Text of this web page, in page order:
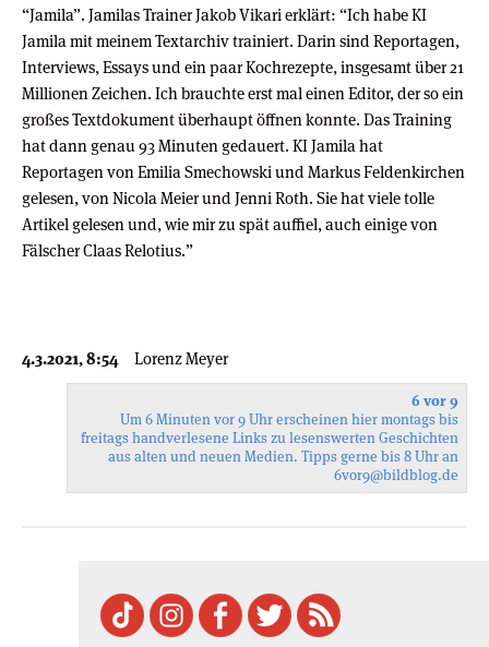
“Jamila”. Jamilas Trainer Jakob Vikari erklärt: “Ich habe KI
Jamila mit meinem Textarchiv trainiert. Darin sind Reportagen,
Interviews, Essays und ein paar Kochrezepte, insgesamt über 21
Millionen Zeichen. Ich brauchte erst mal einen Editor, der so ein
großes Textdokument überhaupt öffnen konnte. Das Training
hat dann genau 93 Minuten gedauert. KI Jamila hat
Reportagen von Emilia Smechowski und Markus Feldenkirchen
gelesen, von Nicola Meier und Jenni Roth. Sie hat viele tolle
Artikel gelesen und, wie mir zu spät auffiel, auch einige von
Fälscher Claas Relotius.”
4.3.2021, 8:54 Lorenz Meyer
6 vor 9
Um 6 Minuten vor 9 Uhr erscheinen hier montags bis
freitags handverlesene Links zu lesenswerten Geschichten
aus alten und neuen Medien. Tipps gerne bis 8 Uhr an
6vor9@bildblog.de